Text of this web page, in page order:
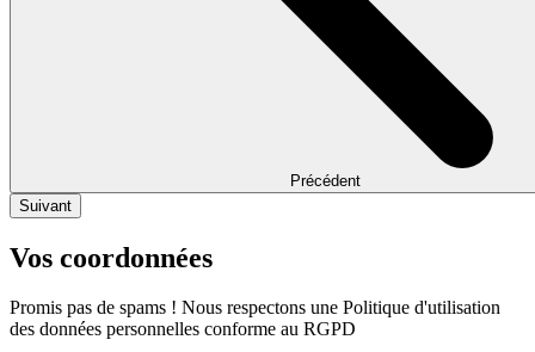
Précédent
Suivant
Vos coordonnées
Promis pas de spams ! Nous respectons une Politique d'utilisation
des données personnelles conforme au RGPD